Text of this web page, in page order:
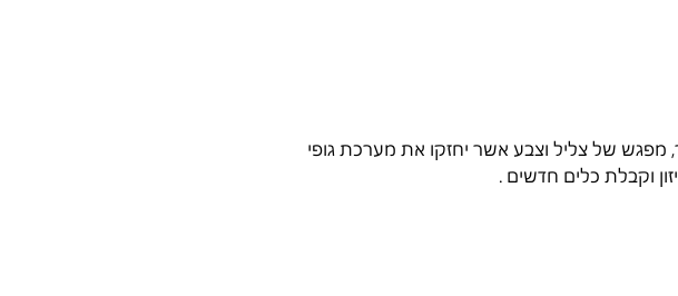
מפגש של צליל וצבע אשר יחזקו את מערכת גופי
וקבלת כלים חדשים .